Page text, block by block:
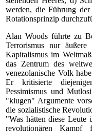
werden, die Führung der
Rotationsprinzip
Alan Woods führte zu
Terrorismus nur
Kapitalismus im
das Zentrum des
venezolanische Volk
Er kritisierte
Pessimismus und
"klugen" Argumente
die sozialistische
"Was hätten diese Leute
revolutionären Kampf